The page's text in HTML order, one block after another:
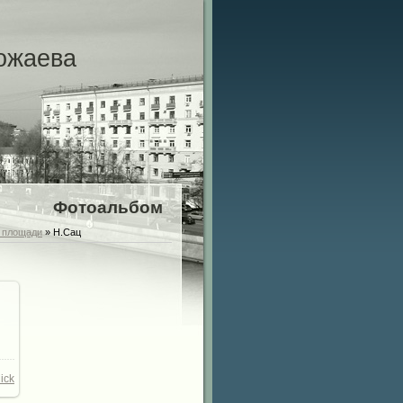
Фотоальбом
площади» Н.Сац